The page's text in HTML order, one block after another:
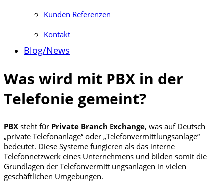
Kunden Referenzen
Kontakt
Blog/News
Was wird mit PBX in der
Telefonie gemeint?
PBX steht für Private Branch Exchange, was auf Deutsch
„private Telefonanlage“ oder „Telefonvermittlungsanlage“
bedeutet. Diese Systeme fungieren als das interne
Telefonnetzwerk eines Unternehmens und bilden somit die
Grundlagen der Telefonvermittlungsanlagen in vielen
geschäftlichen Umgebungen.